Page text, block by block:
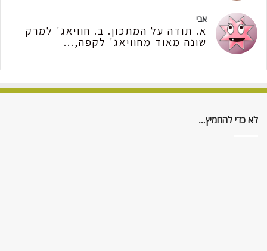
אבי
א. תודה על המתכון. ב. חוויאג' למרק
שונה מאוד מחוויאג' לקפה,...
לא כדי להחמיץ…